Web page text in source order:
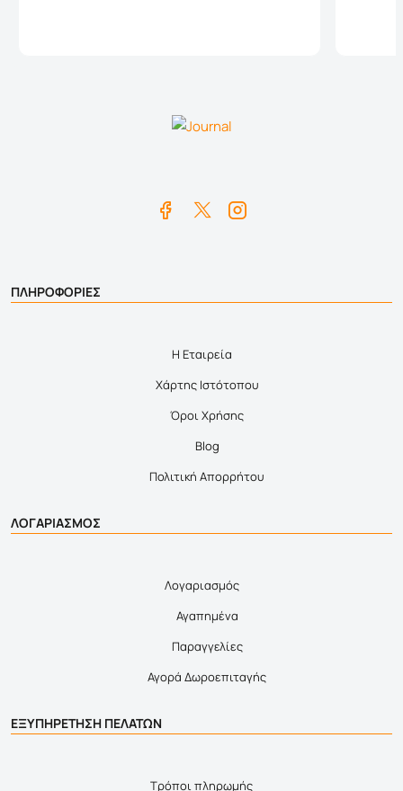
ΠΛΗΡΟΦΟΡΙΕΣ
Η Εταιρεία
Χάρτης Ιστότοπου
Όροι Χρήσης
Blog
Πολιτική Απορρήτου
ΛΟΓΑΡΙΑΣΜΟΣ
Λογαριασμός
Αγαπημένα
Παραγγελίες
Αγορά Δωροεπιταγής
ΕΞΥΠΗΡΕΤΗΣΗ ΠΕΛΑΤΩΝ
Τρόποι πληρωμής